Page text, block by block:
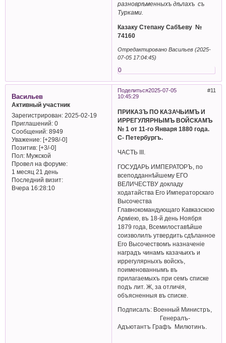
разноврѣменныхъ дѣлахъ съ
Турками.
Казаку Степану Сабѣеву №
74160
Отредактировано Васильев (2025-
07-05 17:04:45)
0
Поделиться 11
2025-07-05
10:45:29
Васильев
Активный участник
Зарегистрирован: 2025-02-19
Приглашений:0
Сообщений:8949
Уважение: [+298/-0]
Позитив: [+3/-0]
Пол:Мужской
Провел на форуме:
1 месяц 21 день
Последний визит:
Вчера 16:28:10
ПРИКАЗЪ ПО КАЗАЧЬИМЪ И
ИРРЕГУЛЯРНЫМЪ ВОЙСКАМЪ
№ 1 от 11-го Января 1880 года.
С- Петербургъ.
ЧАСТЬ III.
ГОСУДАРЬ ИМПЕРАТОРЪ, по
всеподданнѣйшему ЕГО
ВЕЛИЧЕСТВУ докладу
ходатайства Его Императорскаго
Высочества
Главнокомандующаго Кавказскою
Арміею, въ 18-й день Ноября
1879 года, Всемилоставѣйше
соизволилъ утвердить сдѣланное
Его Высочествомъ назначеніе
наградъ чинамъ казачьихъ и
иррегулярныхъ войскъ,
поименованнымъ въ
прилагаемыхъ при семъ списке
подъ лит. Ж, за отличія,
объясненныя въ списке.
Подписалъ: Военный Министръ,
Генералъ-
Адъютантъ Графъ Милютинъ.